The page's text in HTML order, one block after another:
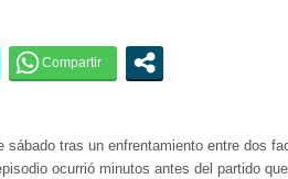
sábado tras un enfrentamiento entre dos
ocurrió minutos antes del partido